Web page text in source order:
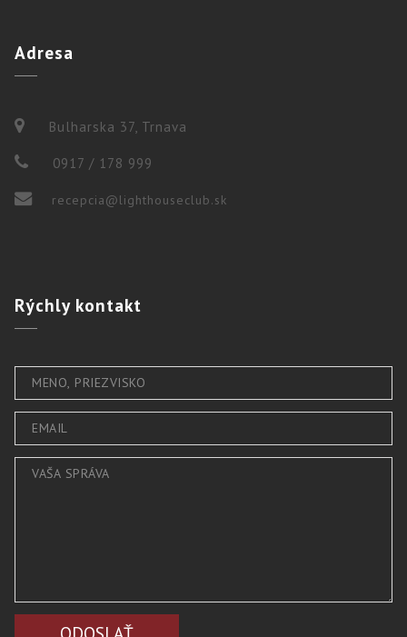
Adresa
Bulharska 37, Trnava
0917 / 178 999
recepcia@lighthouseclub.sk
Rýchlykontakt